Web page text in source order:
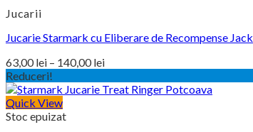
Jucarii
Jucarie Starmark cu Eliberare de Recompense Jack
63,00lei – 140,00leiInterval
prețuri:
Reduceri!
Quick View
Stoc epuizat